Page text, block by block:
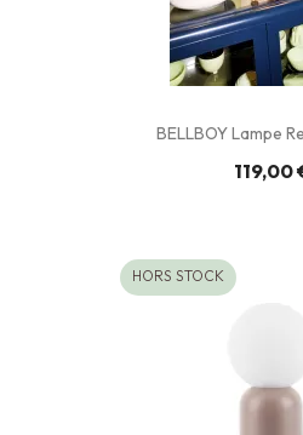
BELLBOY Lampe
119,00
HORS STOCK